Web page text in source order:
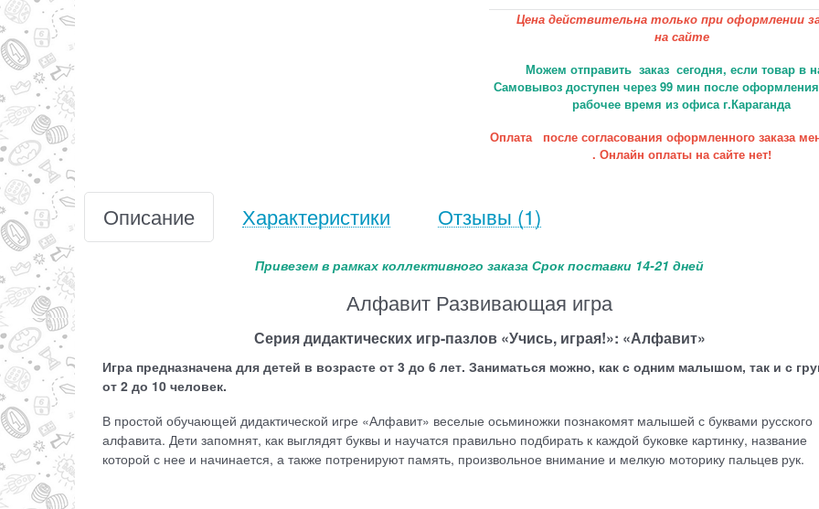
Цена действительна только при оформлении
на сайте
Можем отправить заказ сегодня, если товар в
Самовывоз доступен через 99 мин после оформления
рабочее время из офиса г.Караганда
Оплата после согласования оформленного заказа
. Онлайн оплаты на сайте нет!
Описание Характеристики Отзывы (1)
Привезем в рамках коллективного заказа Срок поставки 14-21 дней
Алфавит Развивающая игра
Серия дидактических игр-пазлов «Учись, играя!»: «Алфавит»
Игра предназначена для детей в возрасте от 3 до 6 лет. Заниматься можно, как с одним малышом, так и с
от 2 до 10 человек.
В простой обучающей дидактической игре «Алфавит» веселые осьминожки познакомят малышей с буквами русского
алфавита. Дети запомнят, как выглядят буквы и научатся правильно подбирать к каждой буковке картинку, название
которой с нее и начинается, а также потренируют память, произвольное внимание и мелкую моторику пальцев рук.